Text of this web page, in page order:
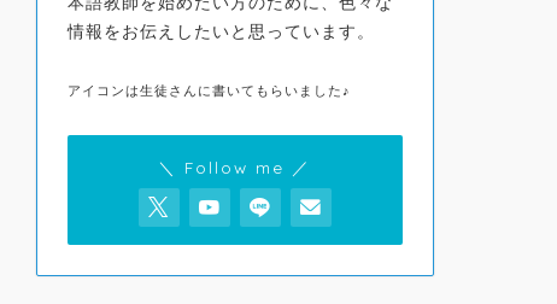
情報をお伝えしたいと思っています。
アイコンは生徒さんに書いてもらいました♪
＼ Follow me ／